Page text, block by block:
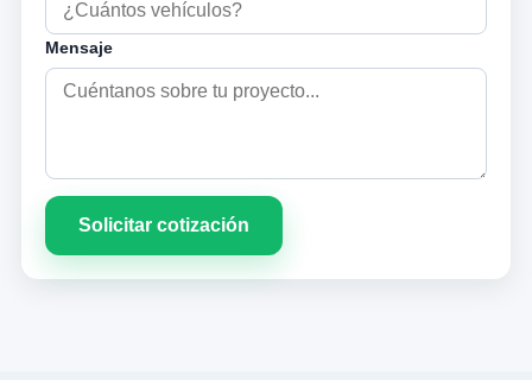
Mensaje
Solicitar cotización